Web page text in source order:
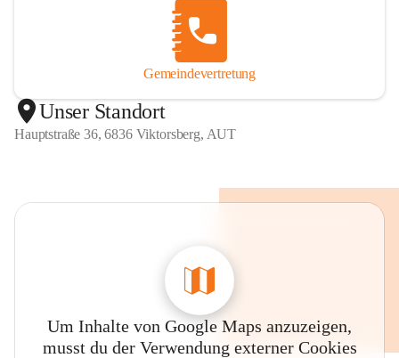
Gemeindevertretung
Unser Standort
Hauptstraße 36, 6836 Viktorsberg, AUT
Um Inhalte von Google Maps anzuzeigen,
musst du der Verwendung externer Cookies